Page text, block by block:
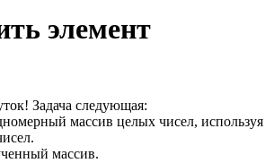
элемент
Задача следующая:
массив целых чисел, используя
массив.